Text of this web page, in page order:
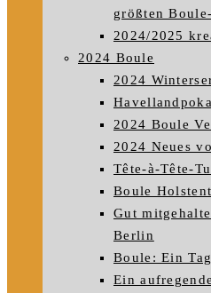
größten
2024/2025
2024 Boule
2024
2024 Boule
2024 Neues
Tête-à-Tête-
Boule
Gut
Berlin
Boule: Ein
Ein